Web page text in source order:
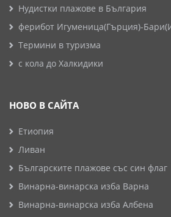
Нудистки плажове в България
ферибот Игуменица(Гърция)-
Термини в туризма
с кола до Халкидики
НОВО В САЙТА
Етиопия
Ливан
Българските плажове със син флаг
Винарна-винарска изба Варна
Винарна-винарска изба Албена